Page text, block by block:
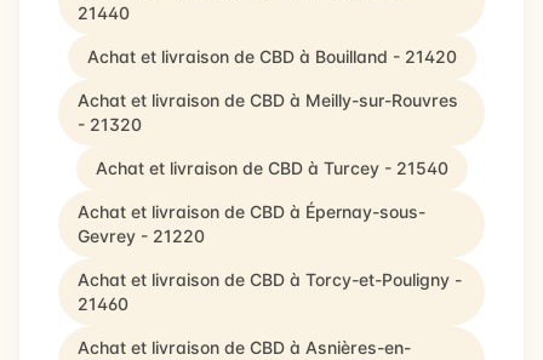
21440
Achat et livraison de CBD à Bouilland - 21420
Achat et livraison de CBD à Meilly-sur-Rouvres
- 21320
Achat et livraison de CBD à Turcey - 21540
Achat et livraison de CBD à Épernay-sous-
Gevrey - 21220
Achat et livraison de CBD à Torcy-et-Pouligny -
21460
Achat et livraison de CBD à Asnières-en-